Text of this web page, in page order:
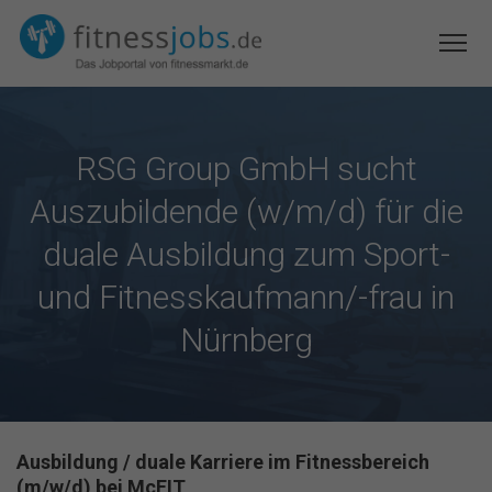
RSG Group GmbH sucht
Auszubildende (w/m/d) für die
duale Ausbildung zum Sport-
und Fitnesskaufmann/-frau in
Nürnberg
Ausbildung / duale Karriere im Fitnessbereich
(m/w/d) bei McFIT